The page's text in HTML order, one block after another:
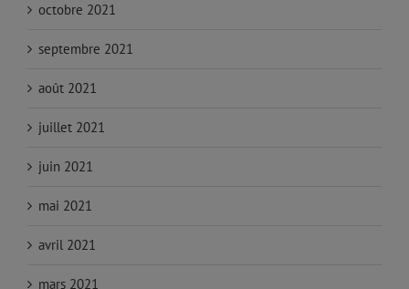
octobre 2021
septembre 2021
août 2021
juillet 2021
juin 2021
mai 2021
avril 2021
mars 2021